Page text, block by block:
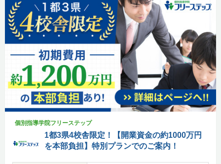
個別指導学院フリーステップ
1都3県4校舎限定！【開業資金の約1000万円
を本部負担】特別プランでのご案内！